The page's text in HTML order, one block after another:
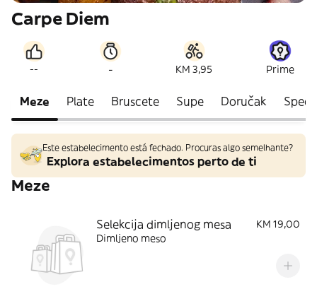
Carpe Diem
-- - KM 3,95 Prime
Meze Plate Bruscete Supe Doručak
Este estabelecimento está fechado. Procuras algo semelhante?
Explora estabelecimentos perto de ti
Meze
Selekcija dimljenog mesa
KM 19,00
Dimljeno meso